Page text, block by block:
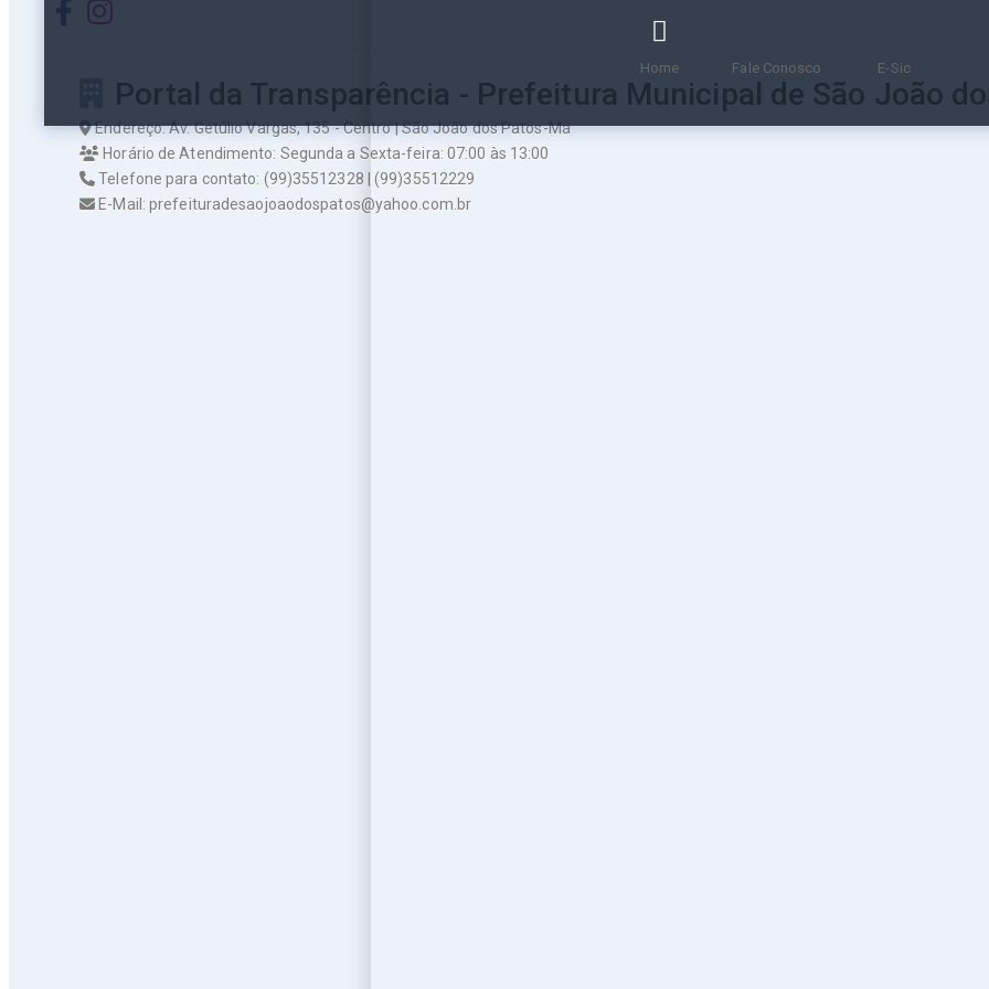
Portal da Transparência - Prefeitura Municipal de São João
Endereço: Av. Getúlio Vargas, 135 - Centro | São João dos Patos-Ma
Horário de Atendimento: Segunda a Sexta-feira: 07:00 às 13:00
Telefone para contato: (99)35512328 | (99)35512229
E-Mail: prefeituradesaojoaodospatos@yahoo.com.br
Home Fale Conosco E-Sic